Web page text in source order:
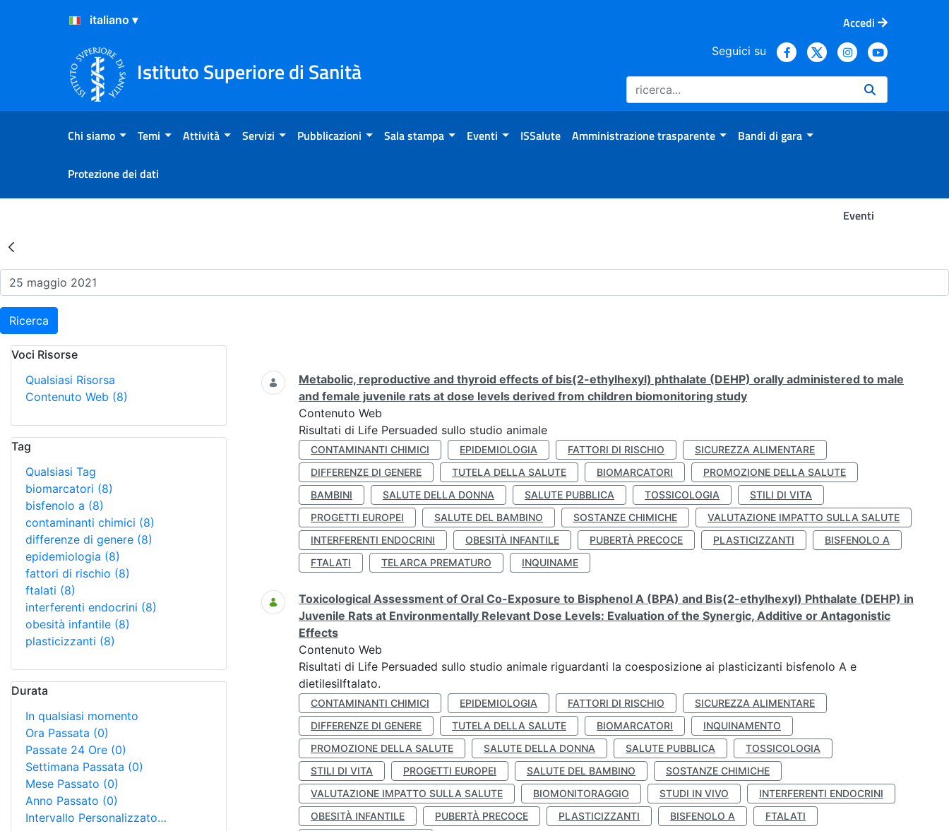
Salta al Contenuto
Salta al Footer
Accedi
Istituto Superiore di Sanità
Seguici su
Chi siamo Temi Attività Servizi Pubblicazioni Sala stampa Eventi ISSalute Amministrazione trasparente Bandi di gara
Protezione dei dati
Eventi
Risultati della Ricerca - Eventi
Ricerca
Voci Risorse
Qualsiasi Risorsa
Contenuto Web (8)
Tag
Qualsiasi Tag
biomarcatori (8)
bisfenolo a (8)
contaminanti chimici (8)
differenze di genere (8)
epidemiologia (8)
fattori di rischio (8)
ftalati (8)
interferenti endocrini (8)
obesità infantile (8)
plasticizzanti (8)
Durata
In qualsiasi momento
Ora Passata (0)
Passate 24 Ore (0)
Settimana Passata (0)
Mese Passato (0)
Anno Passato (0)
Intervallo Personalizzato…
Ricerca
Metabolic, reproductive and thyroid effects of bis(2-ethylhexyl) phthalate (DEHP) orally administered to male
and female juvenile rats at dose levels derived from children biomonitoring study
Contenuto Web
Risultati di Life Persuaded sullo studio animale
CONTAMINANTI CHIMICI EPIDEMIOLOGIA FATTORI DI RISCHIO
SICUREZZA ALIMENTARE
DIFFERENZE DI GENERE
TUTELA DELLA SALUTE BIOMARCATORI
PROMOZIONE DELLA SALUTE
BAMBINI
SALUTE DELLA DONNA SALUTE PUBBLICA TOSSICOLOGIA
STILI DI VITA
PROGETTI EUROPEI
SALUTE DEL BAMBINO SOSTANZE CHIMICHE
VALUTAZIONE IMPATTO SULLA SALUTE
INTERFERENTI ENDOCRINI
OBESITÀ INFANTILE PUBERTÀ PRECOCE PLASTICIZZANTI
BISFENOLO A
FTALATI
TELARCA PREMATURO INQUINAME
Toxicological Assessment of Oral Co-Exposure to Bisphenol A (BPA) and Bis(2-ethylhexyl) Phthalate (DEHP) in
Juvenile Rats at Environmentally Relevant Dose Levels: Evaluation of the Synergic, Additive or Antagonistic
Effects
Contenuto Web
Risultati di Life Persuaded sullo studio animale riguardanti la coesposizione ai plasticizanti bisfenolo A e
dietilesilftalato.
CONTAMINANTI CHIMICI EPIDEMIOLOGIA FATTORI DI RISCHIO
SICUREZZA ALIMENTARE
DIFFERENZE DI GENERE
TUTELA DELLA SALUTE BIOMARCATORI
INQUINAMENTO
PROMOZIONE DELLA SALUTE
SALUTE DELLA DONNA SALUTE PUBBLICA
TOSSICOLOGIA
STILI DI VITA
PROGETTI EUROPEI SALUTE DEL BAMBINO
SOSTANZE CHIMICHE
VALUTAZIONE IMPATTO SULLA SALUTE
BIOMONITORAGGIO STUDI IN VIVO
INTERFERENTI ENDOCRINI
OBESITÀ INFANTILE
PUBERTÀ PRECOCE PLASTICIZZANTI BISFENOLO A
FTALATI